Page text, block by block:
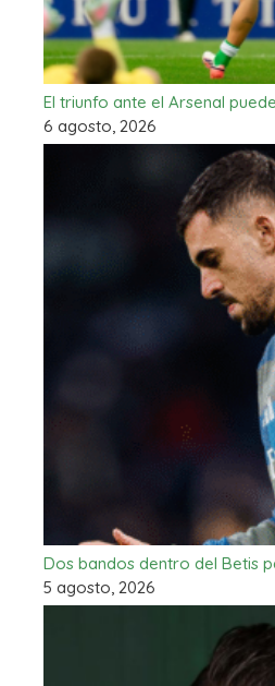
El triunfo ante el Arsenal
6 agosto, 2026
Dos bandos dentro del Betis
5 agosto, 2026